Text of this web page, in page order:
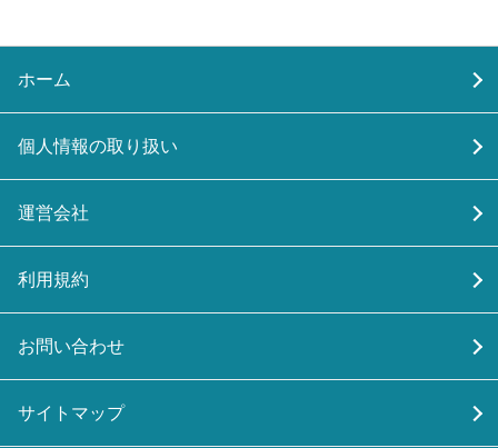
ホーム
個人情報の取り扱い
運営会社
利用規約
お問い合わせ
サイトマップ